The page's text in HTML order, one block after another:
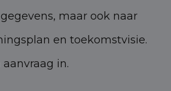
maar ook naar
en toekomstvisie.
in.